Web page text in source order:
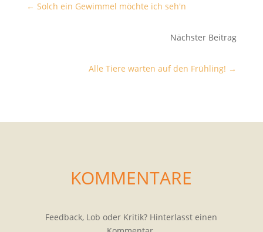
← Solch ein Gewimmel möchte ich seh'n
Nächster Beitrag
Alle Tiere warten auf den Frühling! →
KOMMENTARE
Feedback, Lob oder Kritik? Hinterlasst einen